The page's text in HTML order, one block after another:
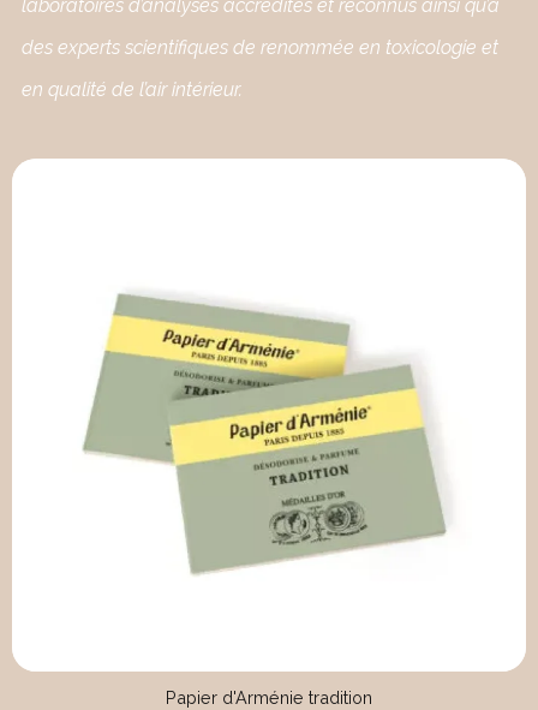
laboratoires d’analyses accrédités et reconnus ainsi qu’à
des experts scientifiques de renommée en toxicologie et
en qualité de l’air intérieur.
Papier d'Arménie tradition